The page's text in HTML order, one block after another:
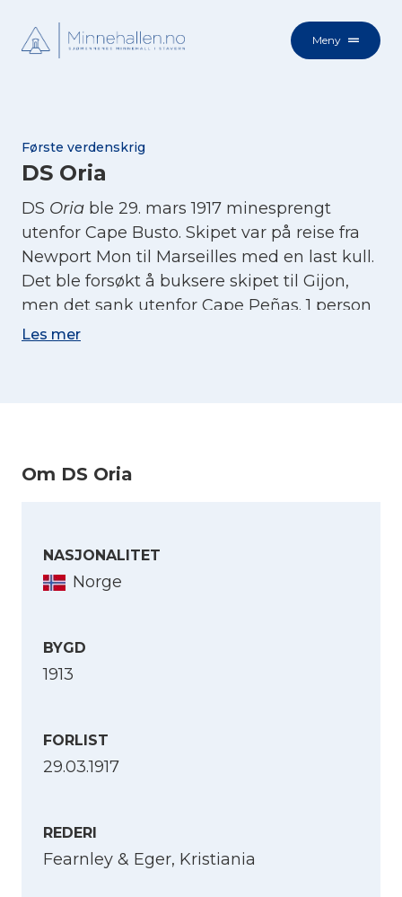
Meny
Første verdenskrig
DS Oria
DS Oria ble 29. mars 1917 minesprengt
utenfor Cape Busto. Skipet var på reise fra
Newport Mon til Marseilles med en last kull.
Det ble forsøkt å buksere skipet til Gijon,
men det sank utenfor Cape Peñas. 1 person
omkom i forliset. Resten av mannskapet ble
krigsforlis, 1914-1918. B. 2 : 1ste halvaar 1917,
Les mer
Om DS Oria
NASJONALITET
Norge
BYGD
1913
FORLIST
29.03.1917
REDERI
Fearnley & Eger, Kristiania